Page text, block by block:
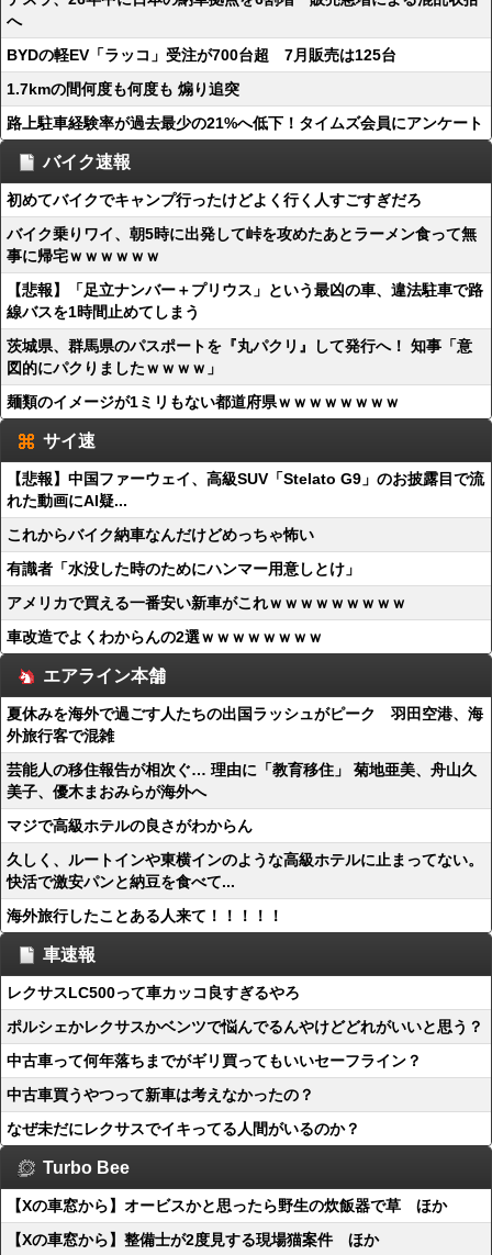
へ
BYDの軽EV「ラッコ」受注が700台超 7月販売は125台
1.7kmの間何度も何度も 煽り追突
路上駐車経験率が過去最少の21%へ低下！タイムズ会員にアンケート
バイク速報
初めてバイクでキャンプ行ったけどよく行く人すごすぎだろ
バイク乗りワイ、朝5時に出発して峠を攻めたあとラーメン食って無
事に帰宅ｗｗｗｗｗｗ
【悲報】「足立ナンバー＋プリウス」という最凶の車、違法駐車で路
線バスを1時間止めてしまう
茨城県、群馬県のパスポートを『丸パクリ』して発行へ！ 知事「意
図的にパクりましたｗｗｗｗ」
麺類のイメージが1ミリもない都道府県ｗｗｗｗｗｗｗｗ
サイ速
【悲報】中国ファーウェイ、高級SUV「Stelato G9」のお披露目で流
れた動画にAI疑...
これからバイク納車なんだけどめっちゃ怖い
有識者「水没した時のためにハンマー用意しとけ」
アメリカで買える一番安い新車がこれｗｗｗｗｗｗｗｗｗ
車改造でよくわからんの2選ｗｗｗｗｗｗｗｗ
エアライン本舗
夏休みを海外で過ごす人たちの出国ラッシュがピーク 羽田空港、海
外旅行客で混雑
芸能人の移住報告が相次ぐ… 理由に「教育移住」 菊地亜美、舟山久
美子、優木まおみらが海外へ
マジで高級ホテルの良さがわからん
久しく、ルートインや東横インのような高級ホテルに止まってない。
快活で激安パンと納豆を食べて...
海外旅行したことある人来て！！！！！
車速報
レクサスLC500って車カッコ良すぎるやろ
ポルシェかレクサスかベンツで悩んでるんやけどどれがいいと思う？
中古車って何年落ちまでがギリ買ってもいいセーフライン？
中古車買うやつって新車は考えなかったの？
なぜ未だにレクサスでイキってる人間がいるのか？
Turbo Bee
【Xの車窓から】オービスかと思ったら野生の炊飯器で草 ほか
【Xの車窓から】整備士が2度見する現場猫案件 ほか